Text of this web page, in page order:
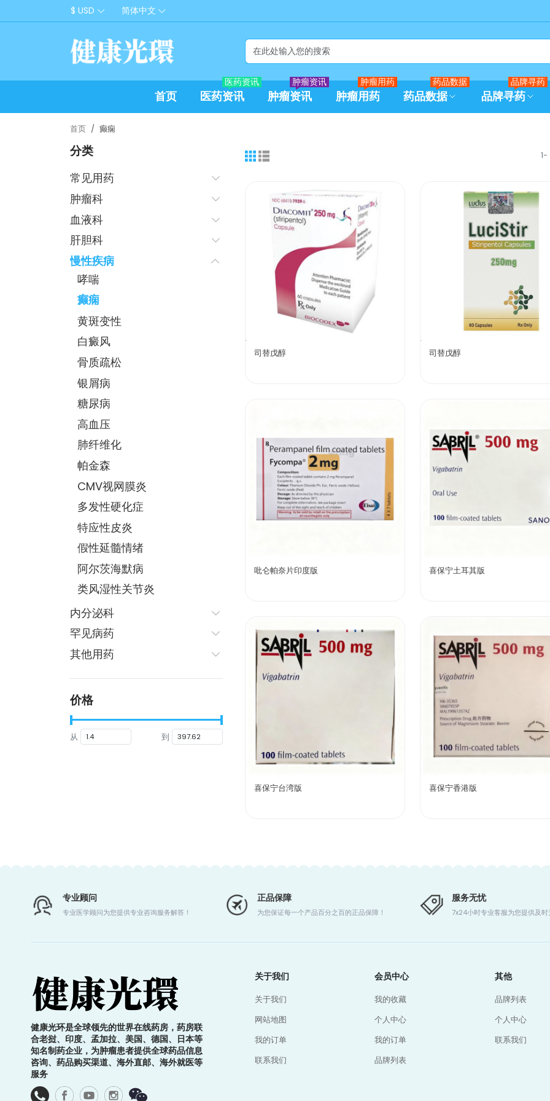
$ USD 简体中文
首页 医药资讯
医药资讯
肿瘤资讯
肿瘤资讯
肿瘤用药
肿瘤用药
药品数据
药品数据
品牌寻药
品牌寻药
首页 癫痫
分类
常见用药
肿瘤科
血液科
肝胆科
慢性疾病
哮喘
癫痫
黄斑变性
白癜风
骨质疏松
银屑病
糖尿病
高血压
肺纤维化
帕金森
CMV视网膜炎
多发性硬化症
特应性皮炎
假性延髓情绪
阿尔茨海默病
类风湿性关节炎
内分泌科
罕见病药
其他用药
价格
从 到
1-
司替戊醇 司替戊醇
吡仑帕奈片印度版 喜保宁土耳其版
喜保宁台湾版 喜保宁香港版
专业顾问
专业医学顾问为您提供专业咨询服务解答！
正品保障
为您保证每一个产品百分之百的正品保障！
服务无忧
7x24小时专业客服为您提供及
健康光环是全球领先的世界在线药房，药房联
合老挝、印度、孟加拉、美国、德国、日本等
知名制药企业，为肿瘤患者提供全球药品信息
咨询、药品购买渠道、海外直邮、海外就医等
服务
关于我们
关于我们
网站地图
我的订单
联系我们
会员中心
我的收藏
个人中心
我的订单
品牌列表
其他
品牌列表
个人中心
联系我们